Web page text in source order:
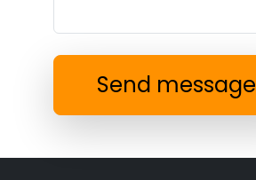
Send message